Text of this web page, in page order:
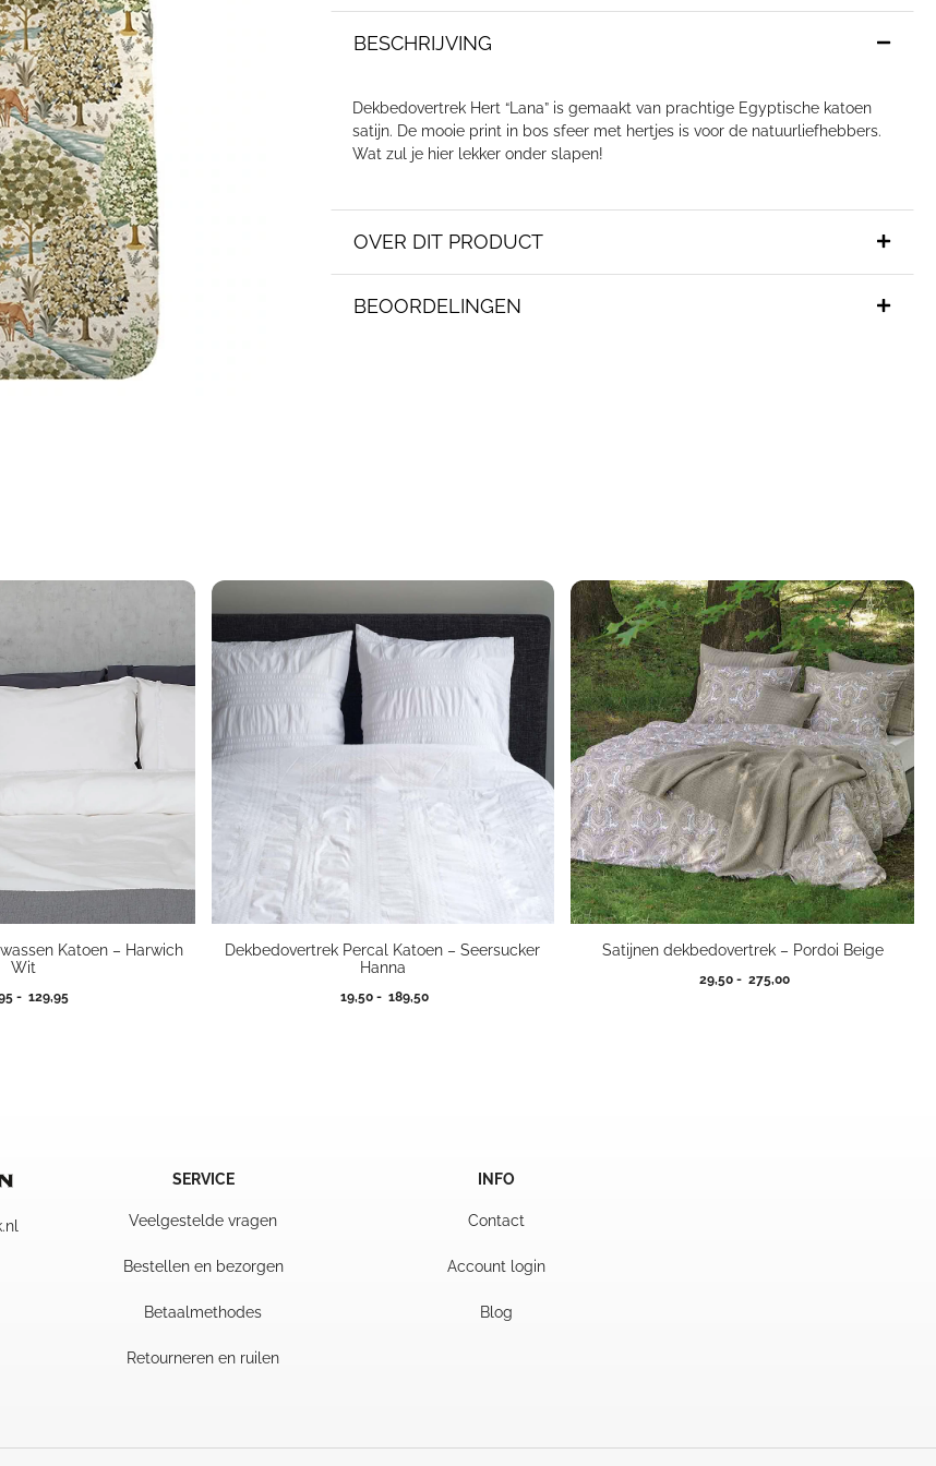
BESCHRIJVING
Dekbedovertrek Hert “Lana” is gemaakt van prachtige Egyptische katoen
satijn. De mooie print in bos sfeer met hertjes is voor de natuurliefhebbers.
Wat zul je hier lekker onder slapen!
OVER DIT PRODUCT
BEOORDELINGEN
Katoen – Harwich
Wit
- 129,95Prijsklasse:
Dekbedovertrek Percal Katoen – Seersucker
Hanna
19,50 - 189,50Prijsklasse:
Satijnen dekbedovertrek – Pordoi Beige
29,50 - 275,00Prijsklasse:
SERVICE
Veelgestelde vragen
Bestellen en bezorgen
Betaalmethodes
Retourneren en ruilen
INFO
Contact
Account login
Blog